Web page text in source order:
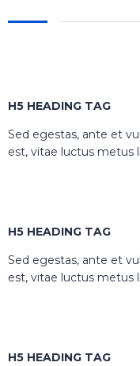
H5 HEADING TAG
Sed egestas, ante et
est, vitae luctus metus
H5 HEADING TAG
Sed egestas, ante et
est, vitae luctus metus
H5 HEADING TAG